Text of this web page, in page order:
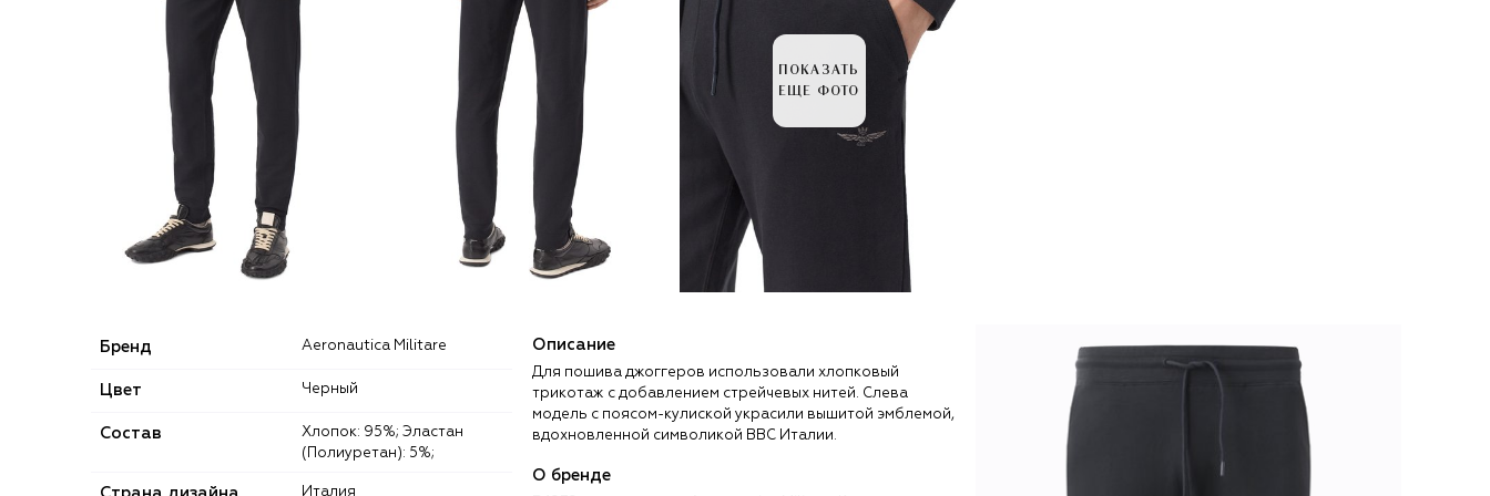
ПОКАЗАТЬ
ЕЩЕ ФОТО
Бренд Aeronautica Militare
Цвет Черный
Состав
Хлопок: 95%; Эластан
(Полиуретан): 5%;
Италия
Описание
Для пошива джоггеров использовали хлопковый
трикотаж с добавлением стрейчевых нитей. Слева
модель с поясом-кулиской украсили вышитой эмблемой,
вдохновленной символикой ВВС Италии.
О бренде